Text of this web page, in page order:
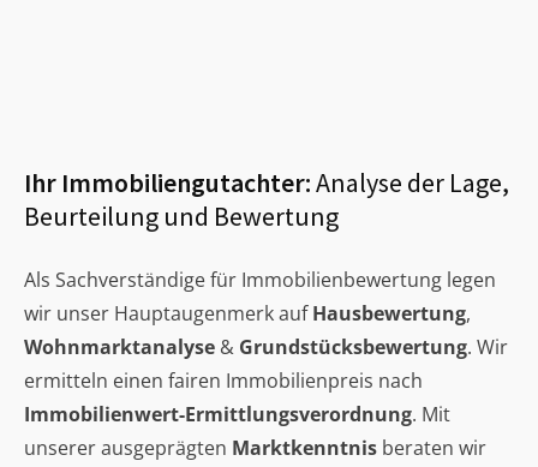
Ihr Immobiliengutachter:Analyse der Lage,
Beurteilung und Bewertung
Als Sachverständige für Immobilienbewertung legen
wir unser Hauptaugenmerk aufHausbewertung,
Wohnmarktanalyse & Grundstücksbewertung. Wir
ermitteln einen fairen Immobilienpreis nach
Immobilienwert-Ermittlungsverordnung. Mit
unserer ausgeprägten Marktkenntnis beraten wir